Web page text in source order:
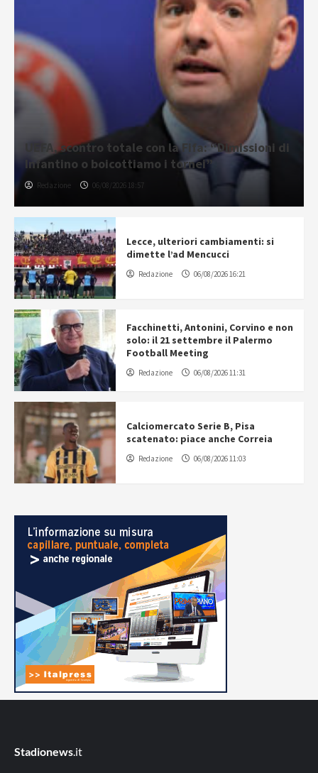
UEFA, scontro totale con la Fifa: “Dimissioni di
Infantino o boicottiamo i tornei”
Redazione 06/08/2026 18:57
Lecce, ulteriori cambiamenti: si
dimette l’ad Mencucci
Redazione 06/08/2026 16:21
Facchinetti, Antonini, Corvino e non
solo: il 21 settembre il Palermo
Football Meeting
Redazione 06/08/2026 11:31
Calciomercato Serie B, Pisa
scatenato: piace anche Correia
Redazione 06/08/2026 11:03
Stadionews.it